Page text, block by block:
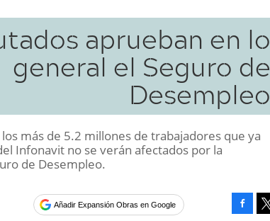
aprueban en lo
general el Seguro de
Desempleo
más de 5.2 millones de trabajadores que ya
Infonavit no se verán afectados por la
de Desempleo.
Añadir Expansión Obras en Google